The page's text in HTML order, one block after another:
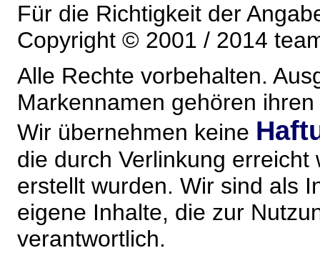
Für die Richtigkeit der
Copyright © 2001 / 2014
Alle Rechte vorbehalten.
Markennamen gehören
Wir übernehmen keine
die durch Verlinkung
erstellt wurden. Wir sind als
eigene Inhalte, die zur
verantwortlich.